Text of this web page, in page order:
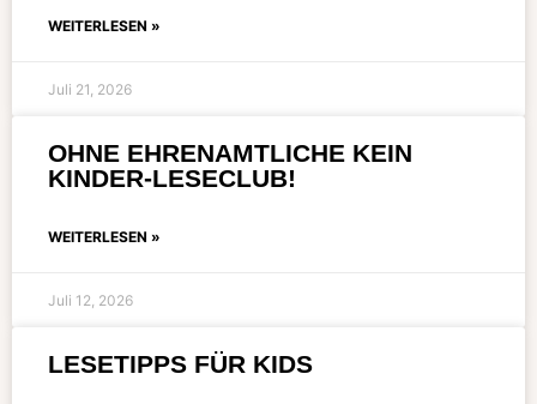
WEITERLESEN »
Juli 21, 2026
OHNE EHRENAMTLICHE KEIN
KINDER-LESECLUB!
WEITERLESEN »
Juli 12, 2026
LESETIPPS FÜR KIDS